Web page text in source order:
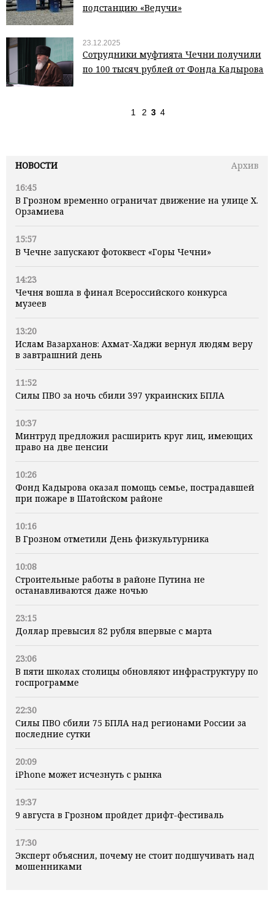
НОВОСТИ
Архив
16:45
В Грозном временно ограничат движение на улице Х.
Орзамиева
15:57
В Чечне запускают фотоквест «Горы Чечни»
14:23
Чечня вошла в финал Всероссийского конкурса
музеев
13:20
Ислам Вазарханов: Ахмат-Хаджи вернул людям веру
в завтрашний день
11:52
Силы ПВО за ночь сбили 397 украинских БПЛА
10:37
Минтруд предложил расширить круг лиц, имеющих
право на две пенсии
10:26
Фонд Кадырова оказал помощь семье, пострадавшей
при пожаре в Шатойском районе
10:16
В Грозном отметили День физкультурника
10:08
Строительные работы в районе Путина не
останавливаются даже ночью
23:15
Доллар превысил 82 рубля впервые с марта
23:06
В пяти школах столицы обновляют инфраструктуру по
госпрограмме
22:30
Силы ПВО сбили 75 БПЛА над регионами России за
последние сутки
20:09
iPhone может исчезнуть с рынка
19:37
9 августа в Грозном пройдет дрифт-фестиваль
17:30
Эксперт объяснил, почему не стоит подшучивать над
мошенниками
подстанцию «Ведучи»
23.12.2025
Сотрудники муфтията Чечни получили
по 100 тысяч рублей от Фонда Кадырова
1 2 3 4